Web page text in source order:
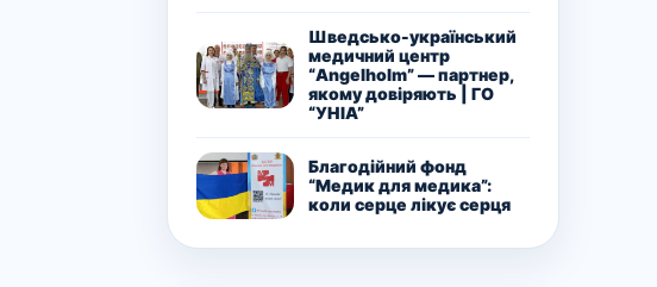
Шведсько-український
медичний центр
“Angelholm” — партнер,
якому довіряють | ГО
“УНІА”
Благодійний фонд
“Медик для медика”:
коли серце лікує серця